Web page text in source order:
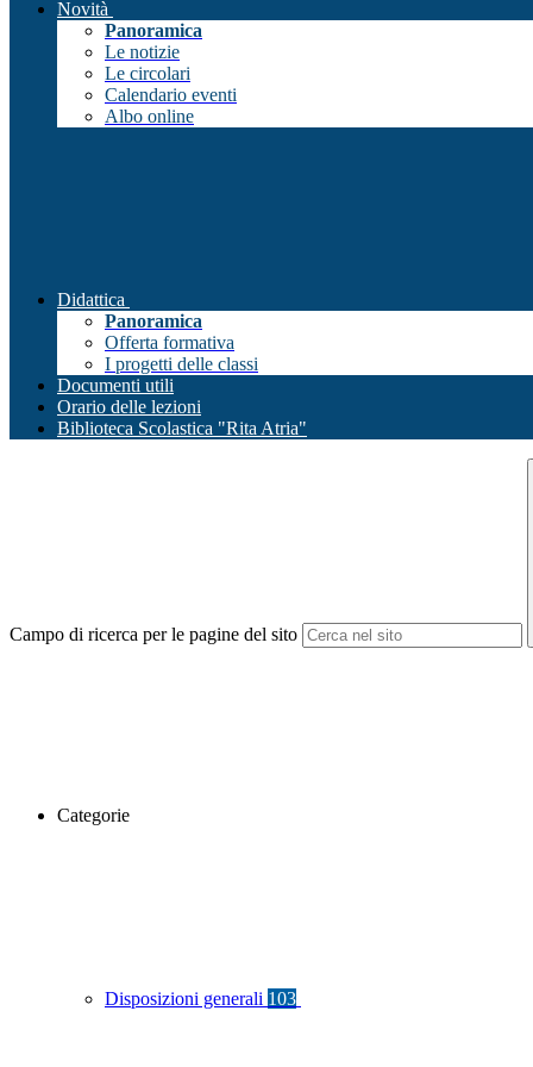
Novità
Panoramica
Le notizie
Le circolari
Calendario eventi
Albo online
Didattica
Panoramica
Offerta formativa
I progetti delle classi
Documenti utili
Orario delle lezioni
Biblioteca Scolastica "Rita Atria"
Campo di ricerca per le pagine del sito
Categorie
Disposizioni generali 103